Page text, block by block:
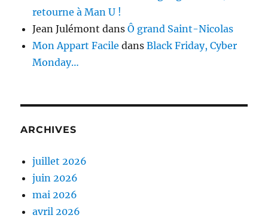
retourne à Man U !
Jean Julémont dansÔ grand Saint-Nicolas
Mon Appart Facile dansBlack Friday, Cyber
Monday…
ARCHIVES
juillet 2026
juin 2026
mai 2026
avril 2026